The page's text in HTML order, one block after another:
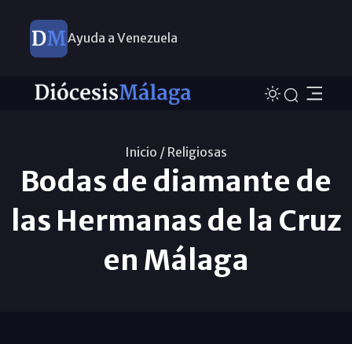
Ayuda a Venezuela
Inicio / Religiosas
Bodas de diamante de
las Hermanas de la Cruz
en Málaga